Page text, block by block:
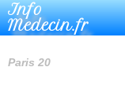
Info
Medecin.fr
Paris 20